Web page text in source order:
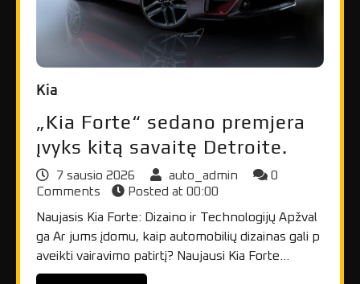
Kia
„Kia Forte“ sedano premjera
įvyks kitą savaitę Detroite.
7 sausio 2026 auto_admin
0
Comments
Posted at 00:00
Naujasis Kia Forte: Dizaino ir Technologijų Apžval
ga Ar jums įdomu, kaip automobilių dizainas gali p
aveikti vairavimo patirtį? Naujausi Kia Forte…